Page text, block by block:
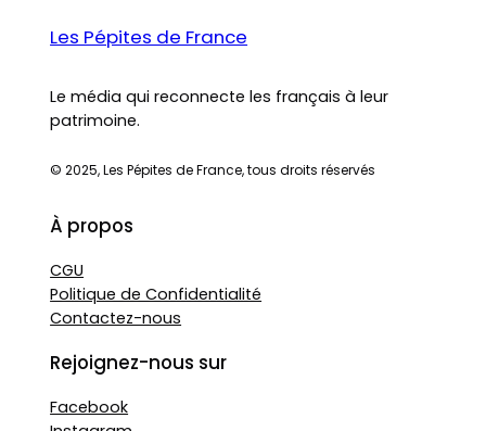
Les Pépites de France
Le média qui reconnecte les français à leur
patrimoine.
© 2025, Les Pépites de France, tous droits réservés
À propos
CGU
Politique de Confidentialité
Contactez-nous
Rejoignez-nous sur
Facebook